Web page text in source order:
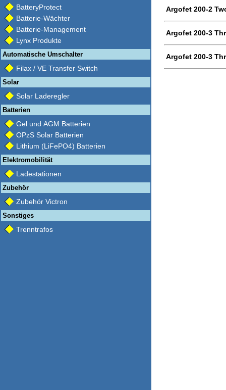
BatteryProtect
Batterie-Wächter
Batterie-Management
Lynx Produkte
Automatische Umschalter
Filax / VE Transfer Switch
Solar
Solar Laderegler
Batterien
Gel und AGM Batterien
OPzS Solar Batterien
Lithium (LiFePO4) Batterien
Elektromobilität
Ladestationen
Zubehör
Zubehör Victron
Sonstiges
Trenntrafos
Argofet 200-2
Argofet 200-3
Argofet 200-3